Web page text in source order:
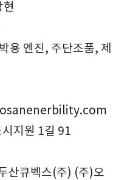
용 엔진, 주단조품, 제
지원 1길 91
산큐벡스(주) (주)오